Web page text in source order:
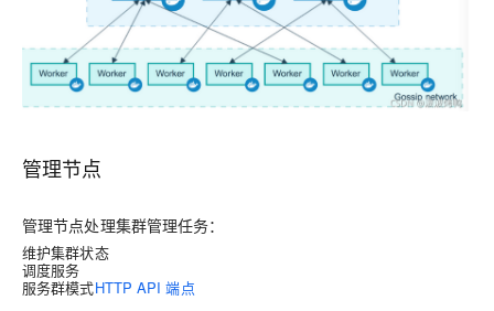
管理节点
管理节点处理集群管理任务：
维护集群状态
调度服务
服务群模式HTTP API 端点